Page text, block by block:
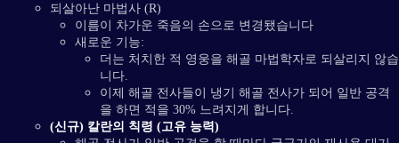
되살아난 마법사 (R)
이름이 차가운 죽음의 손으로 변경됐습니다
새로운 기능:
더는 처치한 적 영웅을 해골 마법학자로 되살리지 않습
니다.
이제 해골 전사들이 냉기 해골 전사가 되어 일반 공격
을 하면 적을 30% 느려지게 합니다.
(신규) 칼란의 칙령 (고유 능력)